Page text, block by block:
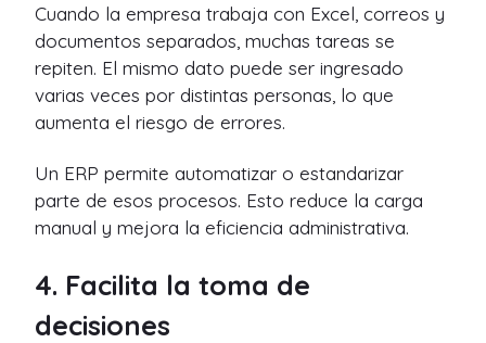
Cuando la empresa trabaja con Excel, correos y
documentos separados, muchas tareas se
repiten. El mismo dato puede ser ingresado
varias veces por distintas personas, lo que
aumenta el riesgo de errores.
Un ERP permite automatizar o estandarizar
parte de esos procesos. Esto reduce la carga
manual y mejora la eficiencia administrativa.
4. Facilita la toma de
decisiones